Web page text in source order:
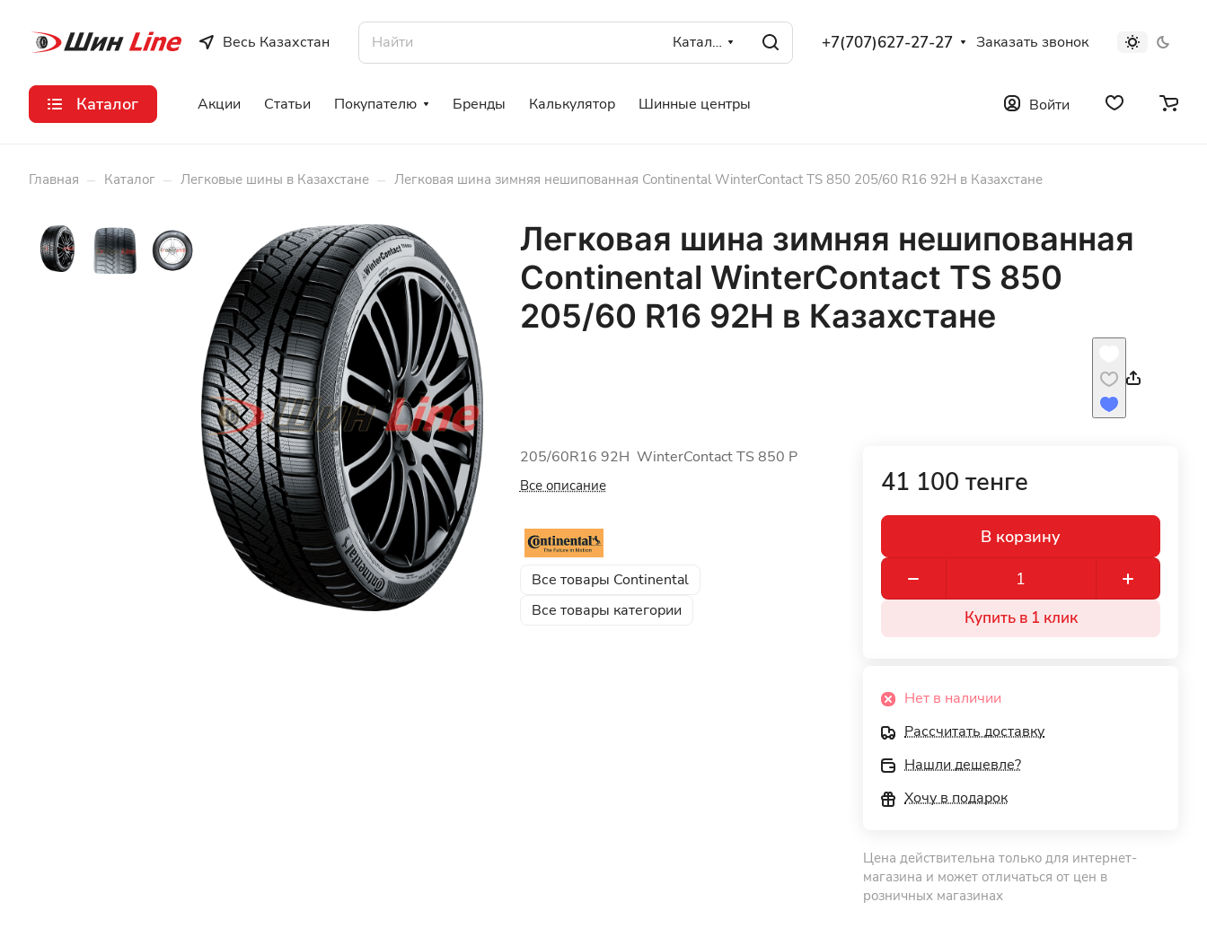
Весь Казахстан Каталог +7(707)627-27-27 Заказать звонок
Каталог Акции Статьи Покупателю Бренды Калькулятор Шинные центры Войти
Главная – Каталог – Легковые шины в Казахстане – Легковая шина зимняя нешипованная Continental WinterContact TS 850 205/60 R16 92H в Казахстане
Легковая шина зимняя нешипованная
Continental WinterContact TS 850
205/60 R16 92H в Казахстане
205/60R16 92H WinterContact TS 850 P
Все описание
Все товары Continental
Все товары категории
41 100 тенге
В корзину
Купить в 1 клик
Нет в наличии
Рассчитать доставку
Нашли дешевле?
Хочу в подарок
Цена действительна только для интернет-
магазина и может отличаться от цен в
розничных магазинах